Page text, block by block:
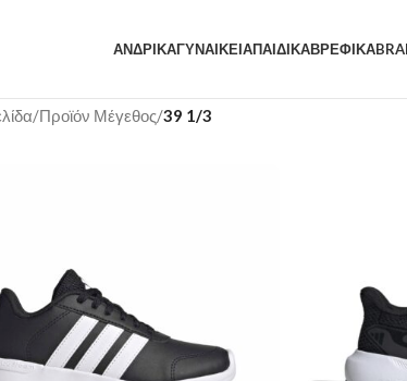
ΑΝΔΡΙΚΆΓΥΝΑΙΚΕΊΑΠΑΙΔΙΚΆΒΡΕΦΙΚΆ
/Προϊόν Μέγεθος/39 1/3